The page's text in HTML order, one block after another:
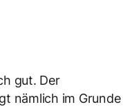
gut. Der
nämlich im Grunde